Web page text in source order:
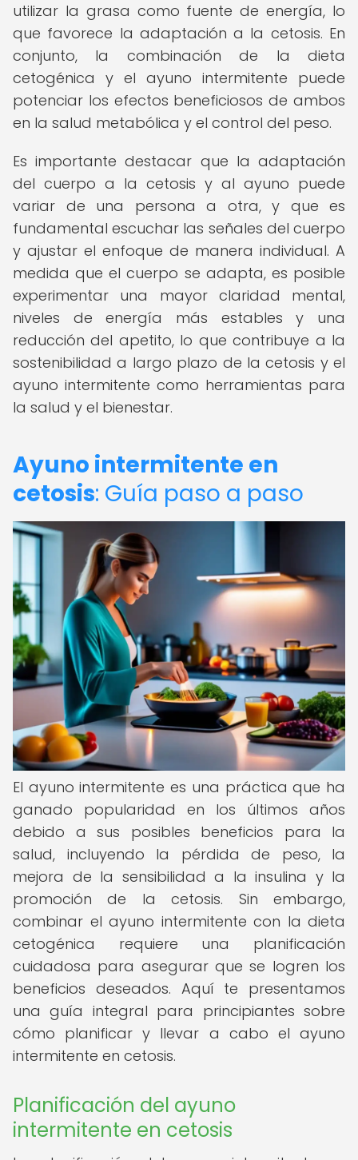
utilizar la grasa como fuente de energía, lo
que favorece la adaptación a la cetosis. En
conjunto, la combinación de la dieta
cetogénica y el ayuno intermitente puede
potenciar los efectos beneficiosos de ambos
en la salud metabólica y el control del peso.
Es importante destacar que la adaptación
del cuerpo a la cetosis y al ayuno puede
variar de una persona a otra, y que es
fundamental escuchar las señales del cuerpo
y ajustar el enfoque de manera individual. A
medida que el cuerpo se adapta, es posible
experimentar una mayor claridad mental,
niveles de energía más estables y una
reducción del apetito, lo que contribuye a la
sostenibilidad a largo plazo de la cetosis y el
ayuno intermitente como herramientas para
la salud y el bienestar.
Ayuno intermitente en
cetosis: Guía paso a paso
El ayuno intermitente es una práctica que ha
ganado popularidad en los últimos años
debido a sus posibles beneficios para la
salud, incluyendo la pérdida de peso, la
mejora de la sensibilidad a la insulina y la
promoción de la cetosis. Sin embargo,
combinar el ayuno intermitente con la dieta
cetogénica requiere una planificación
cuidadosa para asegurar que se logren los
beneficios deseados. Aquí te presentamos
una guía integral para principiantes sobre
cómo planificar y llevar a cabo el ayuno
intermitente en cetosis.
Planificación del ayuno
intermitente en cetosis